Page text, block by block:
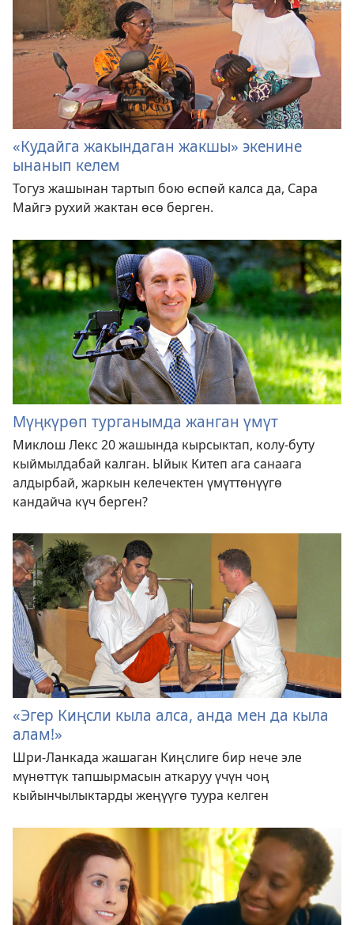
«Кудайга жакындаган жакшы» экенине
ынанып келем
Тогуз жашынан тартып бою өспөй калса да, Сара
Майгэ рухий жактан өсө берген.
Мүңкүрөп турганымда жанган үмүт
Миклош Лекс 20 жашында кырсыктап, колу-буту
кыймылдабай калган. Ыйык Китеп ага санаага
алдырбай, жаркын келечектен үмүттөнүүгө
кандайча күч берген?
«Эгер Киңсли кыла алса, анда мен да кыла
алам!»
Шри-Ланкада жашаган Киңслиге бир нече эле
мүнөттүк тапшырмасын аткаруу үчүн чоң
кыйынчылыктарды жеңүүгө туура келген